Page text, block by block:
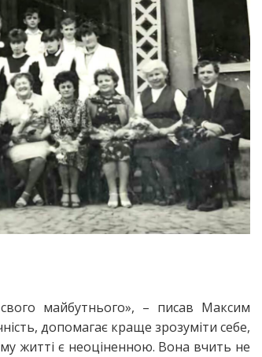
майбутнього», – писав Максим
допомагає краще зрозуміти себе,
житті є неоціненною. Вона вчить не